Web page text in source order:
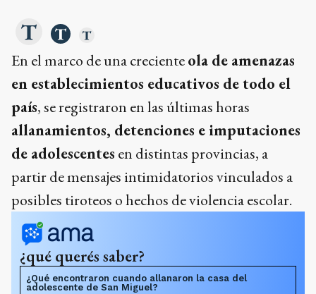
En el marco de una crecienteola de amenazas
en establecimientos educativos de todo el
país, se registraron en las últimas horas
allanamientos, detenciones e imputaciones
de adolescentes en distintas provincias, a
partir de mensajes intimidatorios vinculados a
posibles tiroteos o hechos de violencia escolar.
¿qué querés saber?
¿Qué encontraron cuando allanaron la casa del
adolescente de San Miguel?